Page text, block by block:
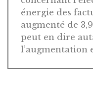
énergie des
augmenté de
peut en dire
l’augmentation